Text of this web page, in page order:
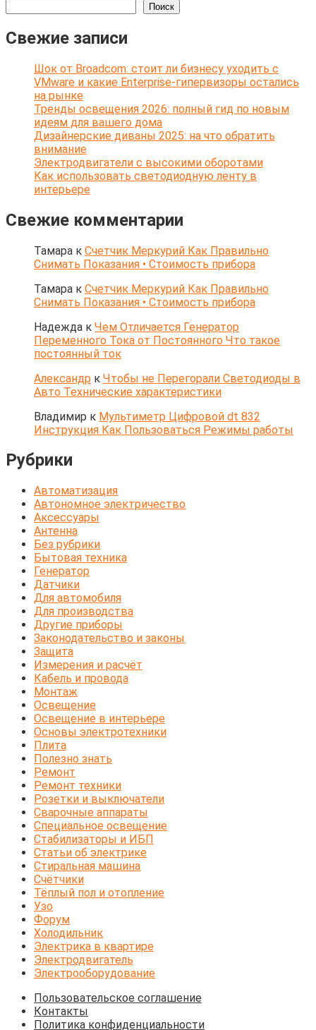
Поиск
Свежие записи
Шок от Broadcom: стоит ли бизнесу уходить с
VMware и какие Enterprise-гипервизоры остались
на рынке
Тренды освещения 2026: полный гид по новым
идеям для вашего дома
Дизайнерские диваны 2025: на что обратить
внимание
Электродвигатели с высокими оборотами
Как использовать светодиодную ленту в
интерьере
Свежие комментарии
Тамара к Счетчик Меркурий Как Правильно
Снимать Показания • Стоимость прибора
Тамара к Счетчик Меркурий Как Правильно
Снимать Показания • Стоимость прибора
Надежда к Чем Отличается Генератор
Переменного Тока от Постоянного Что такое
постоянный ток
Александр к Чтобы не Перегорали Светодиоды в
Авто Технические характеристики
Владимир к Мультиметр Цифровой dt 832
Инструкция Как Пользоваться Режимы работы
Рубрики
Автоматизация
Автономное электричество
Аксессуары
Антенна
Без рубрики
Бытовая техника
Генератор
Датчики
Для автомобиля
Для производства
Другие приборы
Законодательство и законы
Защита
Измерения и расчёт
Кабель и провода
Монтаж
Освещение
Освещение в интерьере
Основы электротехники
Плита
Полезно знать
Ремонт
Ремонт техники
Розетки и выключатели
Сварочные аппараты
Специальное освещение
Стабилизаторы и ИБП
Статьи об электрике
Стиральная машина
Счётчики
Тёплый пол и отопление
Узо
Форум
Холодильник
Электрика в квартире
Электродвигатель
Электрооборудование
Пользовательское соглашение
Контакты
Политика конфиденциальности